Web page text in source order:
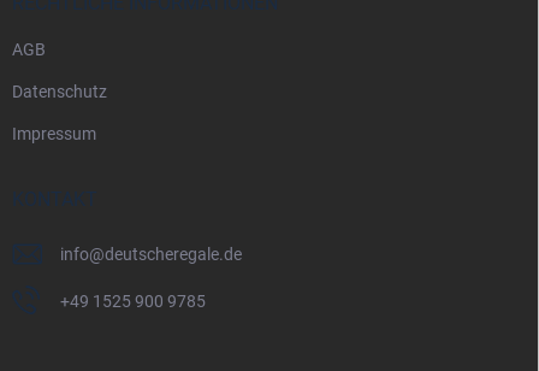
AGB
Datenschutz
Impressum
KONTAKT
info@deutscheregale.de
+49 1525 900 9785